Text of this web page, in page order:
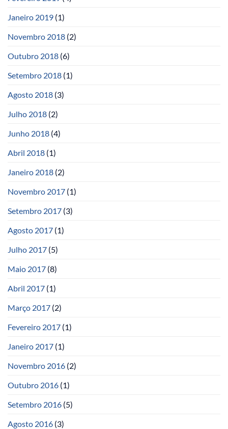
Janeiro 2019 (1)
Novembro 2018 (2)
Outubro 2018 (6)
Setembro 2018 (1)
Agosto 2018 (3)
Julho 2018 (2)
Junho 2018 (4)
Abril 2018 (1)
Janeiro 2018 (2)
Novembro 2017 (1)
Setembro 2017 (3)
Agosto 2017 (1)
Julho 2017 (5)
Maio 2017 (8)
Abril 2017 (1)
Março 2017 (2)
Fevereiro 2017 (1)
Janeiro 2017 (1)
Novembro 2016 (2)
Outubro 2016 (1)
Setembro 2016 (5)
Agosto 2016 (3)